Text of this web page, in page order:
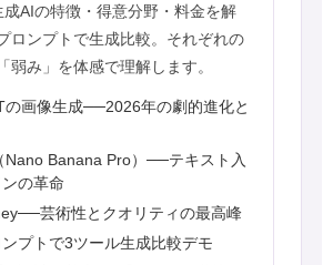
AIの特徴・得意分野・料金を解
ロンプトで生成比較。それぞれの
弱み」を体感で理解します。
の画像生成──2026年の劇的進化と
Nano Banana Pro）──テキスト入
の革命
芸術性とクオリティの最高峰
プトで3ツール生成比較デモ